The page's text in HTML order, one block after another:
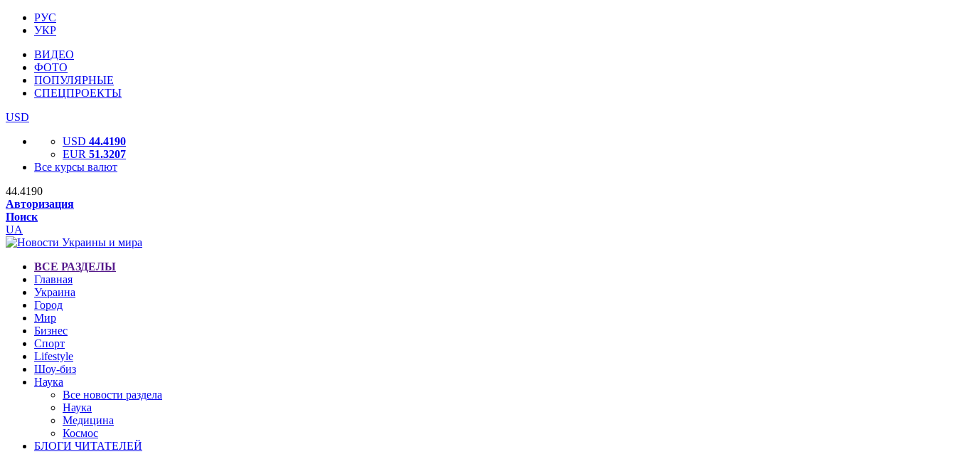
РУС
УКР
ВИДЕО
ФОТО
ПОПУЛЯРНЫЕ
СПЕЦПРОЕКТЫ
USD
USD 44.4190
EUR 51.3207
Все курсы валют
44.4190
Авторизация
Поиск
UA
ВСЕ РАЗДЕЛЫ
Главная
Украина
Город
Мир
Бизнес
Спорт
Lifestyle
Шоу-биз
Наука
Все новости раздела
Наука
Медицина
Космос
БЛОГИ ЧИТАТЕЛЕЙ